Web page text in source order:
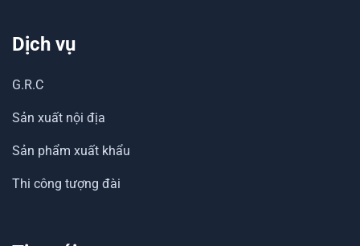
Dịch vụ
G.R.C
Sản xuất nội địa
Sản phẩm xuất khẩu
Thi công tượng đài